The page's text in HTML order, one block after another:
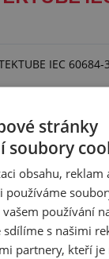
IEC 60684-
vodičů
skel automobilů
°C/+105 °C
stránky
soubory
obsahu, reklam
používáme
používání
sdílíme s našimi
partnery, kteří je